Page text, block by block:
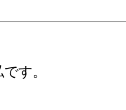
す。